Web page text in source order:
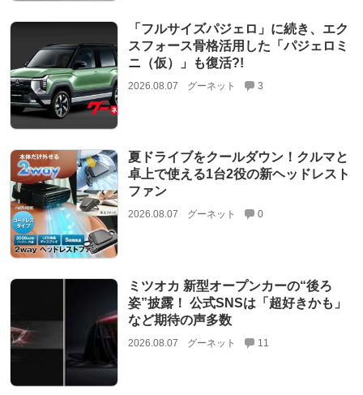
「フルサイズパジェロ」に続き、エク
スフォース骨格活用した「パジェロミ
ニ（仮）」も復活?!
2026.08.07 グーネット 3
夏ドライブをクールダウン！クルマと
卓上で使える1台2役の新ヘッドレスト
ファン
2026.08.07 グーネット 0
ミツオカ 新型オープンカーの“後ろ
姿”披露！ 公式SNSは「超好きかも」
など期待の声多数
2026.08.07 グーネット 11